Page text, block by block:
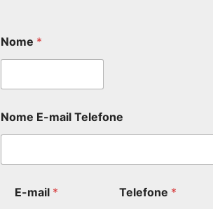
Nome *
Nome E-mail Telefone
E-mail * Telefone *